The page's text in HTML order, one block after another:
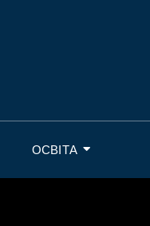
ОСВІТА